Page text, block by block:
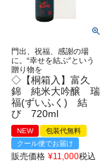
門出、祝福、感謝の場
に。“幸せを結ぶ”という
贈り物を
◇【桐箱入】富久
錦 純米大吟醸 瑞
福(ずいふく) 結
び 720ml
NEW
包装代無料
クール便でお届け
販売価格 ¥11,000税込